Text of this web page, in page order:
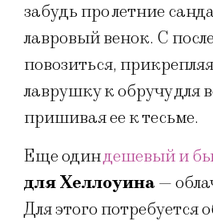
забудь про летние
лавровый венок. С
повозиться,
лаврушку к обручу для
пришивая ее к тесьме.
Еще одиндешевый и
для Хеллоуина —
Для этого потребуется